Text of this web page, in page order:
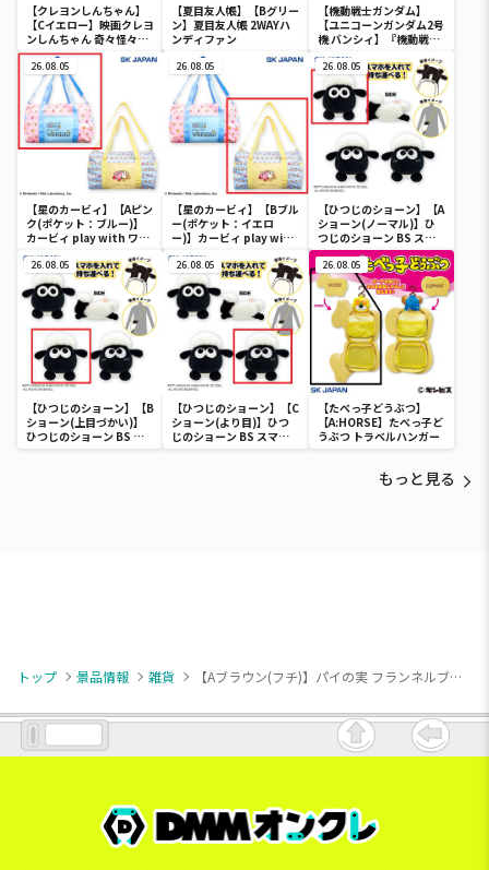
【クレヨンしんちゃん】
【Cイエロー】映画クレヨ
ンしんちゃん 奇々怪々！
オラの妖怪バケ～ション
フルカラータンブラー
【夏目友人帳】【Bグリー
ン】夏目友人帳 2WAYハ
ンディファン
【機動戦士ガンダム】
【ユニコーンガンダム2号
機 バンシィ】『機動戦士
ーライト-ユニコーンガン
ダム2号機 バンシィ（デ
ストロイモード）-
26.08.05
【星のカービィ】【Aピン
ク(ポケット：ブルー)】
カービィ play with ワド
ルディ ボストンバッグ
26.08.05
【星のカービィ】【Bブル
ー(ポケット：イエロ
ー)】カービィ play with
ワドルディ ボストンバッ
グ
26.08.05
【ひつじのショーン】【A
ショーン(ノーマル)】ひ
つじのショーン BS スマ
ホショーンルダー
26.08.05
【ひつじのショーン】【B
ショーン(上目づかい)】
ひつじのショーン BS ス
マホショーンルダー
26.08.05
【ひつじのショーン】【C
ショーン(より目)】ひつ
じのショーン BS スマホ
ショーンルダー
26.08.05
【たべっ子どうぶつ】
【A:HORSE】たべっ子ど
うぶつ トラベルハンガー
もっと見る
トップ 景品情報 雑貨 【Aブラウン(フチ)】パイの実 フランネルブランケット 2（BOX入り）